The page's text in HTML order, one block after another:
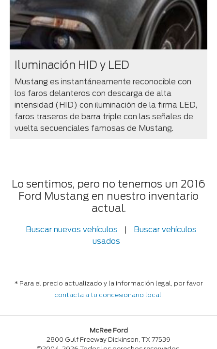
Iluminación HID y LED
Mustang es instantáneamente reconocible con
los faros delanteros con descarga de alta
intensidad (HID) con iluminación de la firma LED,
faros traseros de barra triple con las señales de
vuelta secuenciales famosas de Mustang.
Lo sentimos, pero no tenemos un 2016
Ford Mustang en nuestro inventario
actual.
Buscar nuevos vehículos |
Buscar vehículos
usados
* Para el precio actualizado y la información legal, por favor
contacta a tu concesionario local
McRee Ford
2800 Gulf Freeway Dickinson, TX 77539